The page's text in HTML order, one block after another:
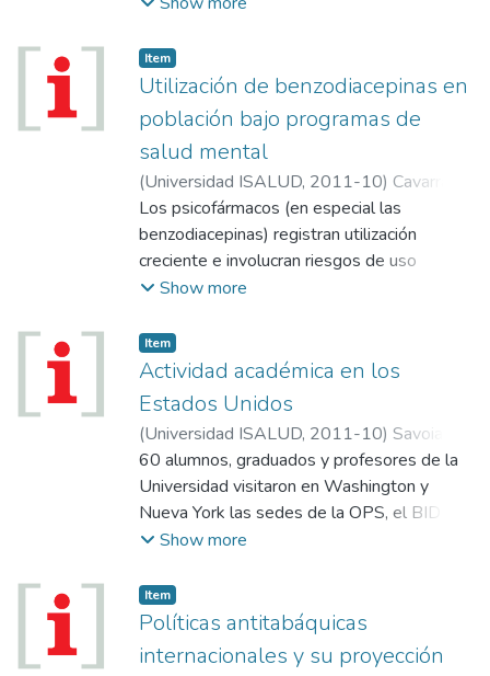
durante las jornadas organizadas por la
Asociación de Facultades de Ciencias
Médicas de la República Argentina
(Afacimera).
Item
Utilización de benzodiacepinas en
población bajo programas de
salud mental
(Universidad ISALUD, 2011-10) Cavarra,
María Jimena
Los psicofármacos (en especial las
benzodiacepinas) registran utilización
creciente e involucran riesgos de uso
irracional. En el año 2006 según el Ranking
Benzodiacepinas se encontraban entre los
veinticinco medicamentos más vendidos de
la Argentina en el siguiente orden:
alprazolam (4° puesto), clonazepam (10°
puesto), Bromazepam (18° puesto) y
lorazepam (24° puesto). La
psicofarmacología se ha desarrollado
prácticamente en el último medio siglo.
Hasta comienzos de la década del ’50 la
para el tratamiento de las enfermedades
mentales no era considerada. Las
medicaciones de ese entonces sólo tenían
Show more
Item
Actividad académica en los
Estados Unidos
(Universidad ISALUD, 2011-10) Savoia,
Noemí;Schweiger, Arturo;Glanc, Mario
60 alumnos, graduados y profesores de la
Universidad visitaron en Washington y
Nueva York las sedes de la OPS, el BID y la
ONU, y presenciaron exposiciones y
organismos. El módulo internacional es una
actividad académica extracurricular que se
realiza ininterrumpidamente
desde 1996.
Show more
Item
Políticas antitabáquicas
internacionales y su proyección